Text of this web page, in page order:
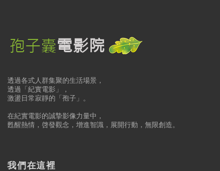
透過各式人群集聚的生活場景，
透過「紀實電影」，
激盪日常寂靜的「孢子」。
在紀實電影的誠摯影像力量中，
甦醒熱情，啓發觀念，增進智識，展開行動，無限創造。
我們在這裡